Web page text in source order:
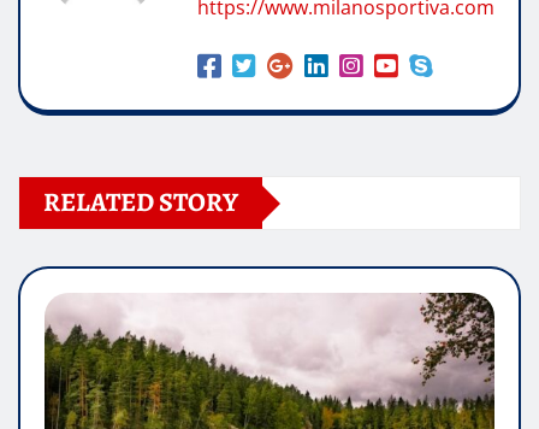
https://www.milanosportiva.com
RELATED STORY